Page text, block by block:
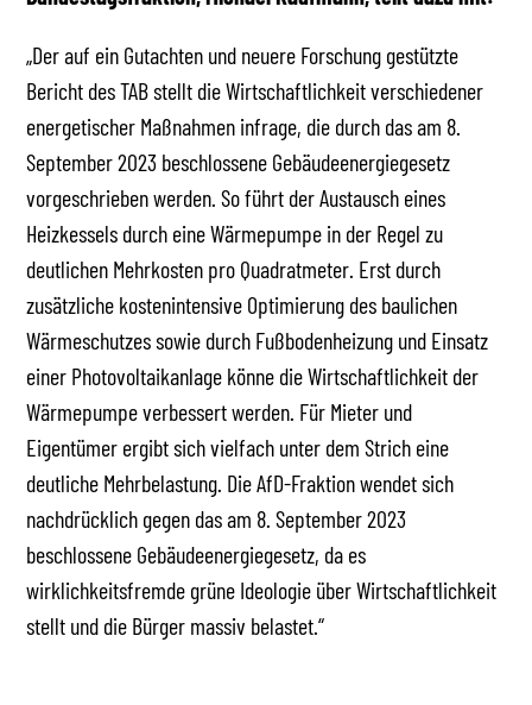
„Der auf ein Gutachten und neuere Forschung gestützte
Bericht des TAB stellt die Wirtschaftlichkeit verschiedener
energetischer Maßnahmen infrage, die durch das am 8.
September 2023 beschlossene Gebäudeenergiegesetz
vorgeschrieben werden. So führt der Austausch eines
Heizkessels durch eine Wärmepumpe in der Regel zu
deutlichen Mehrkosten pro Quadratmeter. Erst durch
zusätzliche kostenintensive Optimierung des baulichen
Wärmeschutzes sowie durch Fußbodenheizung und Einsatz
einer Photovoltaikanlage könne die Wirtschaftlichkeit der
Wärmepumpe verbessert werden. Für Mieter und
Eigentümer ergibt sich vielfach unter dem Strich eine
deutliche Mehrbelastung. Die AfD-Fraktion wendet sich
nachdrücklich gegen das am 8. September 2023
beschlossene Gebäudeenergiegesetz, da es
wirklichkeitsfremde grüne Ideologie über Wirtschaftlichkeit
stellt und die Bürger massiv belastet.“